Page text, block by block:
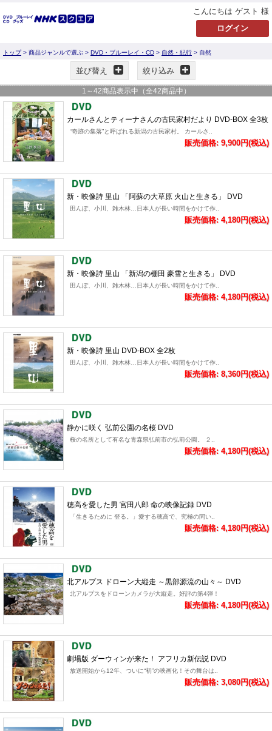
こんにちは ゲスト 様
トップ> 商品ジャンルで選ぶ > DVD・ブルーレイ・CD > 自然・紀行 > 自然
並び替え 絞り込み
1 ～ 42商品表示中（全42商品中）
カールさんとティーナさんの古民家村だより DVD-BOX 全3枚
“奇跡の集落”と呼ばれる新潟の古民家村。 カールさ..
販売価格: 9,900円(税込)
新・映像詩 里山 「阿蘇の大草原 火山と生きる」 DVD
田んぼ、小川、雑木林…日本人が長い時間をかけて作..
販売価格: 4,180円(税込)
新・映像詩 里山 「新潟の棚田 豪雪と生きる」 DVD
田んぼ、小川、雑木林…日本人が長い時間をかけて作..
販売価格: 4,180円(税込)
新・映像詩 里山 DVD-BOX 全2枚
田んぼ、小川、雑木林…日本人が長い時間をかけて作..
販売価格: 8,360円(税込)
静かに咲く 弘前公園の名桜 DVD
桜の名所として有名な青森県弘前市の弘前公園。 ２..
販売価格: 4,180円(税込)
穂高を愛した男 宮田八郎 命の映像記録 DVD
「生きるために 登る。」愛する穂高で、究極の問い..
販売価格: 4,180円(税込)
北アルプス ドローン大縦走 ～黒部源流の山々～ DVD
北アルプスをドローンカメラが大縦走。好評の第4弾！
販売価格: 4,180円(税込)
劇場版 ダーウィンが来た！ アフリカ新伝説 DVD
放送開始から12年、ついに“初”の映画化！その舞台は..
販売価格: 3,080円(税込)